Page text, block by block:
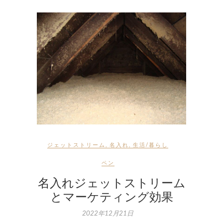
ジェットストリーム 名入れ 生活/暮らし
ペン
名入れジェットストリーム
とマーケティング効果
2022年12月21日